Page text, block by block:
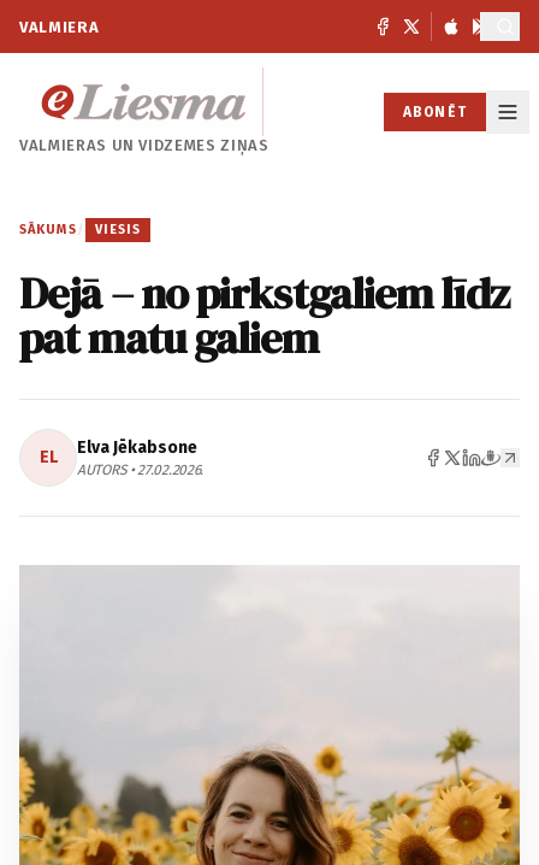
VALMIERA
VALMIERAS UNVIDZEMES ZIŅAS
ABONĒT
SĀKUMS / VIESIS
Dejā – no pirkstgaliem līdz
pat matu galiem
EL Elva Jēkabsone
AUTORS • 27.02.2026.